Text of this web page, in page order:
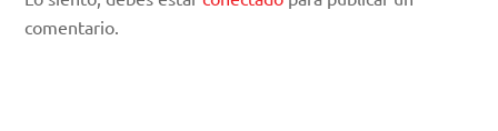
comentario.